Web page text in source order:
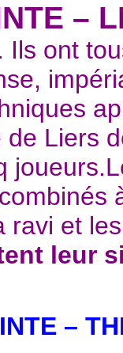
–
. Ils ont
Liers
ravi et
leur
–